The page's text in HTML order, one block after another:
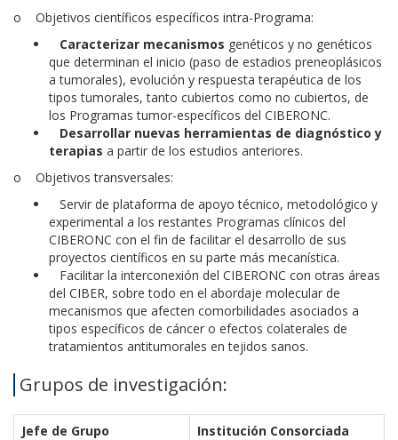
o
Objetivos científicos específicos intra-Programa:
Caracterizar mecanismos genéticos y no genéticos
que determinan el inicio (paso de estadios preneoplásicos
a tumorales), evolución y respuesta terapéutica de los
tipos tumorales, tanto cubiertos como no cubiertos, de
los Programas tumor-específicos del CIBERONC.
Desarrollar nuevas herramientas de diagnóstico y
terapias a partir de los estudios anteriores.
o
Objetivos transversales:
Servir de plataforma de apoyo técnico, metodológico y
experimental a los restantes Programas clínicos del
CIBERONC con el fin de facilitar el desarrollo de sus
proyectos científicos en su parte más mecanística.
Facilitar la interconexión del CIBERONC con otras áreas
del CIBER, sobre todo en el abordaje molecular de
mecanismos que afecten comorbilidades asociados a
tipos específicos de cáncer o efectos colaterales de
tratamientos antitumorales en tejidos sanos.
Grupos de investigación:
Jefe de Grupo
Institución Consorciada